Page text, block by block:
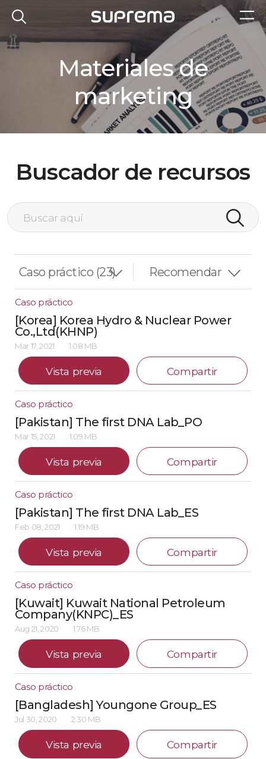
Materiales de
marketing
Buscador de recursos
Caso práctico
[Korea] Korea Hydro & Nuclear Power
Co.,Ltd(KHNP)
Mar 17, 2021 1.08 MB
Vista previa Compartir
Caso práctico
[Pakistan] The first DNA Lab_PO
Mar 15, 2021 1.09 MB
Vista previa Compartir
Caso práctico
[Pakistan] The first DNA Lab_ES
Feb 08, 2021 1.19 MB
Vista previa Compartir
Caso práctico
[Kuwait] Kuwait National Petroleum
Company(KNPC)_ES
Aug 21, 2020 1.76 MB
Vista previa Compartir
Caso práctico
[Bangladesh] Youngone Group_ES
Jul 30, 2020 2.30 MB
Vista previa Compartir